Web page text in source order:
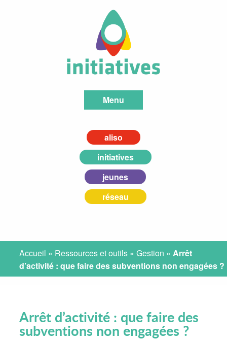
Menu
aliso
initiatives
jeunes
réseau
Accueil » Ressources et outils »Gestion »Arrêt
d’activité : que faire des subventions non engagées ?
Arrêt d’activité : que faire des
subventions non engagées ?